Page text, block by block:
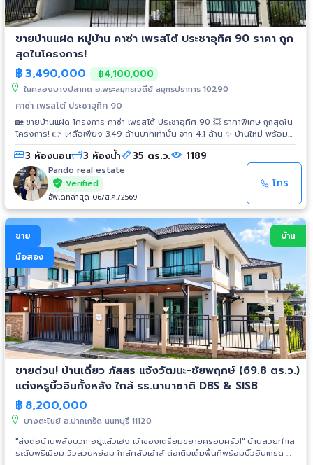
ขายบ้านแฝด หมู่บ้าน คาซ่า เพรสโต้ ประชาอุทิศ 90 ราคา ถูก
สุดในโครงการ!
฿3,490,000 ฿4,100,000
ในคลองบางปลากด อ.พระสมุทรเจดีย์ สมุทรปราการ 10290
คาซ่า เพรสโต้ ประชาอุทิศ 90
🏡 ขายบ้านแฝด โครงการ คาซ่า เพรสโต้ ประชาอุทิศ 90 💥 ราคาพิเศษ ถูกสุดใน
โครงการ! 👉 เหลือเพียง 3.49 ล้านบาทเท่านั้น จาก 4.1 ล้าน ✨ บ้านใหม่ พร้อม
เฟอร์ พร้อมเข้าอยู่ คุ้มมาก 📌 รายละเอียดบ้าน Casa Presto Prachauthit 90
3 ห้องนอน 3 ห้องน้ำ 1 ห้องครัว 1 ห้องรับแขก ที่จอดรถ 2 คัน บ้านหันหน้าทิศ
ใต้ ลมดี ไม่ร้อน 🎁 ของแถมจัดเต็ม แอร์ 3 เครื่อง เครื่องฟอกอากาศ ชุดผ้าม่าน
+ มู่ลี่ ครัวบิ้วอิน พร้อมที่ดูดควัน + ซิงค์ล้างจาน โต๊ะทานข้าว + เก้าอี้ ตู้เก็บของ
ปั๊มน้ำ + แทงค์น้ำ โซนซักล้างด้านนอก 🏊‍♂️ สิ่งอำนวยความสะดวกในโครงการ
กล้อง CCTV เข้า–ออกโครงการด้วย Easy Smart Card
_____________________________ 📞 สนใจนัดดูบ้าน / สอบถามเพิ่มเติม
☎️ 0892253353 (อรAg) 📲 Add LINE : 0892253353 รับฝากขายบ้าน คอน
โด ทาวน์โฮม ที่ดิน โซนสุขสวัสดิ์ ประชาอุทิศ ฟรีการตลาด จินมีลูกค้า นักลงทุน
พร้อมซื้อ สนใจทักปรึกษากันได้เลยค่ะ
3 ห้องนอน 3 ห้องน้ำ 35 ตร.ว. 1189
Pando real estate
Verified
อัพเดทล่าสุด 06/ส.ค./2569
โทร
ขาย
มือสอง
บ้าน
ขายด่วน! บ้านเดี่ยว ภัสสร แจ้งวัฒนะ-ชัยพฤกษ์ (69.8 ตร.ว.)
แต่งหรูบิ้วอินทั้งหลัง ใกล้ รร.นานาชาติ DBS & SISB
฿ 8,200,000
บางตะไนย์ อ.ปากเกร็ด นนทบุรี 11120
"ส่งต่อบ้านพลังบวก อยู่แล้วเฮง เจ้าของเตรียมขยายครอบครัว!" บ้านสวยทำเล
ระดับพรีเมียม วิวสวนหย่อม ใกล้คลับเฮ้าส์ ต่อเติมเต็มพื้นที่พร้อมบิ๊วอินเกรด A